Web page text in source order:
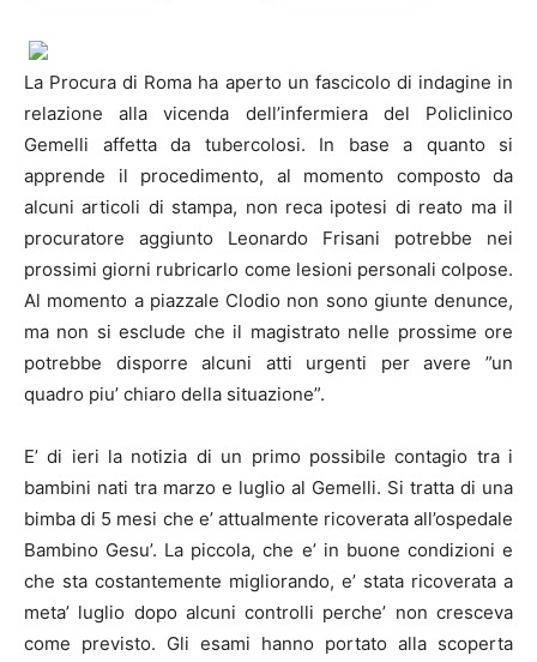
La Procura di Roma ha aperto un fascicolo di indagine in
relazione alla vicenda dell’infermiera del Policlinico
Gemelli affetta da tubercolosi. In base a quanto si
apprende il procedimento, al momento composto da
alcuni articoli di stampa, non reca ipotesi di reato ma il
procuratore aggiunto Leonardo Frisani potrebbe nei
prossimi giorni rubricarlo come lesioni personali colpose.
Al momento a piazzale Clodio non sono giunte denunce,
ma non si esclude che il magistrato nelle prossime ore
potrebbe disporre alcuni atti urgenti per avere ”un
quadro piu’ chiaro della situazione”.
E’ di ieri la notizia di un primo possibile contagio tra i
bambini nati tra marzo e luglio al Gemelli. Si tratta di una
bimba di 5 mesi che e’ attualmente ricoverata all’ospedale
Bambino Gesu’. La piccola, che e’ in buone condizioni e
che sta costantemente migliorando, e’ stata ricoverata a
meta’ luglio dopo alcuni controlli perche’ non cresceva
come previsto. Gli esami hanno portato alla scoperta